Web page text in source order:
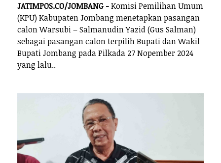
JATIMPOS.CO/JOMBANG -Komisi Pemilihan Umum
(KPU) Kabupaten Jombang menetapkan pasangan
calon Warsubi – Salmanudin Yazid (Gus Salman)
sebagai pasangan calon terpilih Bupati dan Wakil
Bupati Jombang pada Pilkada 27 Nopember 2024
yang lalu..